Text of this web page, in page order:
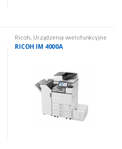
Ricoh, Urządzenia wielofunkcyjne
używane, Urządzenia
wielofunkcyjne używane: czarno
RICOH IM 4000A